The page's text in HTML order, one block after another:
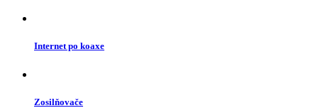
Internet po koaxe
Zosilňovače